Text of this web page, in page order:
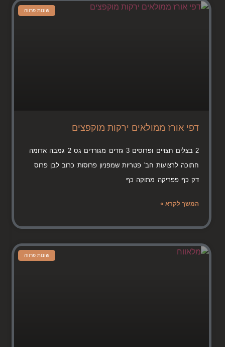
שונות פרווה
דפי אורז ממולאים ירקות מוקפצים
2 בצלים חצויים ופרוסים 3 גזרים מגורדים גס 2 גמבה אדומה
חתוכה לרצועות חב' פטריות שמפניון פרוסות כרוב לבן פרוס
דק כף פפריקה מתוקה כף
המשך לקרא »
שונות פרווה